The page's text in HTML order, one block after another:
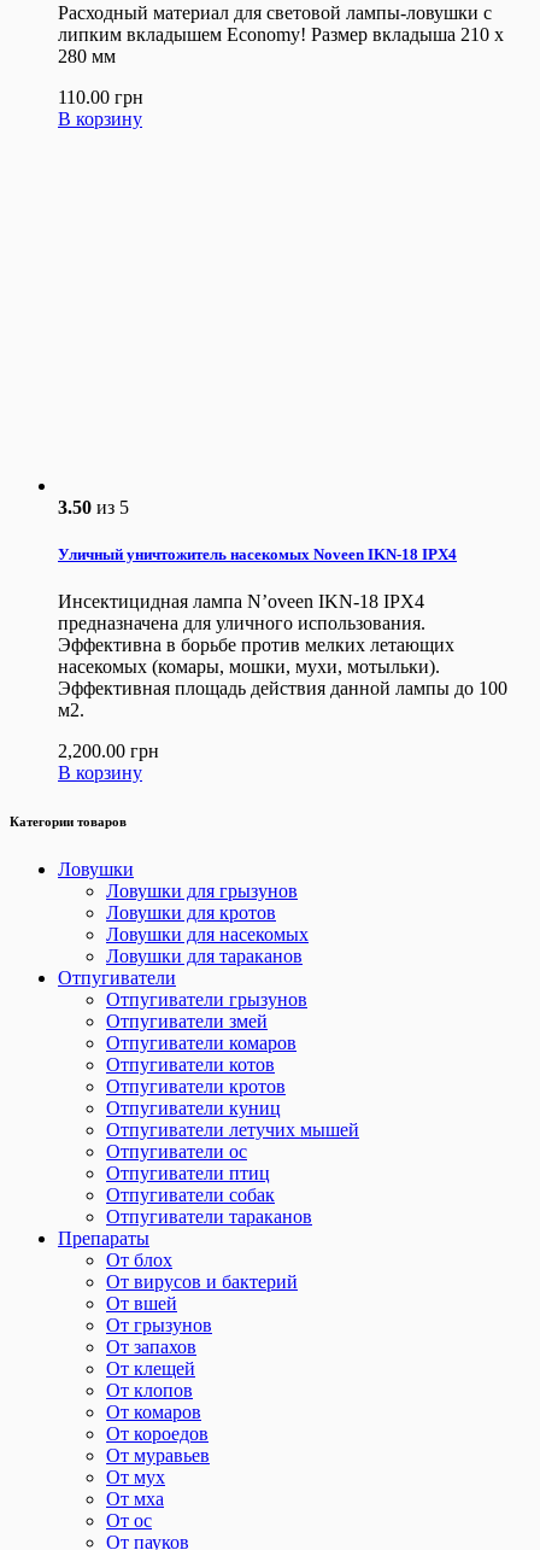
Расходный материал для световой лампы-ловушки с
липким вкладышем Economy! Размер вкладыша 210 x
280 мм
110.00 грн
В корзину
3.50 из 5
Уличный уничтожитель насекомых Noveen IKN-18 IPX4
Инсектицидная лампа N’oveen IKN-18 IPX4
предназначена для уличного использования.
Эффективна в борьбе против мелких летающих
насекомых (комары, мошки, мухи, мотыльки).
Эффективная площадь действия данной лампы до 100
м2.
2,200.00 грн
В корзину
Категории товаров
Ловушки
Ловушки для грызунов
Ловушки для кротов
Ловушки для насекомых
Ловушки для тараканов
Отпугиватели
Отпугиватели грызунов
Отпугиватели змей
Отпугиватели комаров
Отпугиватели котов
Отпугиватели кротов
Отпугиватели куниц
Отпугиватели летучих мышей
Отпугиватели ос
Отпугиватели птиц
Отпугиватели собак
Отпугиватели тараканов
Препараты
От блох
От вирусов и бактерий
От вшей
От грызунов
От запахов
От клещей
От клопов
От комаров
От короедов
От муравьев
От мух
От мха
От ос
От пауков